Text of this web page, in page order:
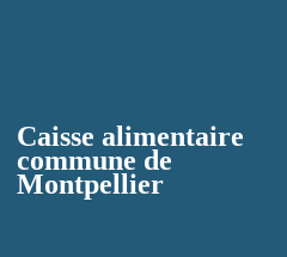
Caisse alimentaire
commune de
Montpellier